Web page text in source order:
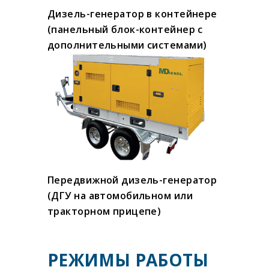
Дизель-генератор в контейнере
(панельный блок-контейнер с
дополнительными системами)
Передвижной дизель-генератор
(ДГУ на автомобильном или
тракторном прицепе)
РЕЖИМЫ РАБОТЫ